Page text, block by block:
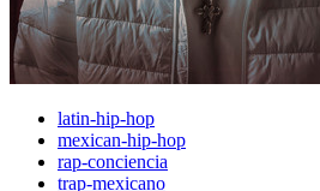
latin-hip-hop
mexican-hip-hop
rap-conciencia
trap-mexicano